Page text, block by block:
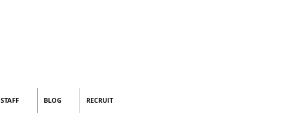
STAFF BLOG RECRUIT